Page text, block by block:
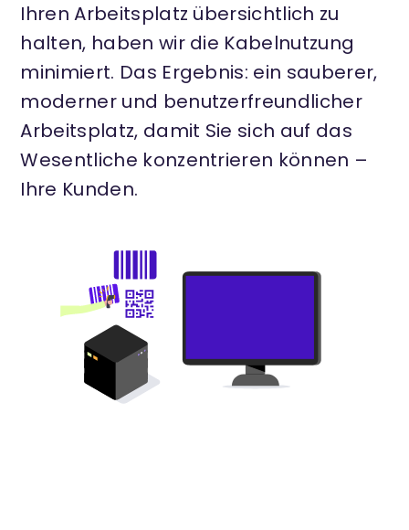
Ihren Arbeitsplatz übersichtlich zu
halten, haben wir die Kabelnutzung
minimiert. Das Ergebnis: ein sauberer,
moderner und benutzerfreundlicher
Arbeitsplatz, damit Sie sich auf das
Wesentliche konzentrieren können –
Ihre Kunden.